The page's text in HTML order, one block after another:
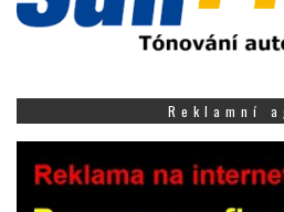
Reklamní